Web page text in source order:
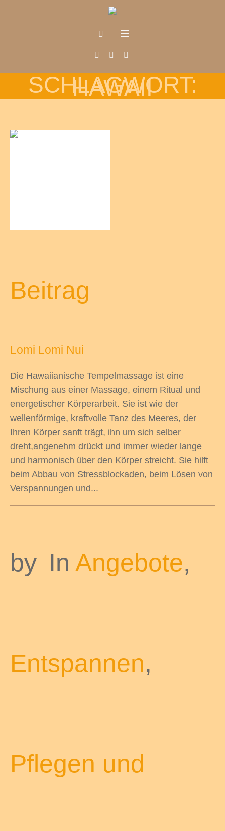
SCHLAGWORT:
HAWAII
Beitrag
Lomi Lomi Nui
Die Hawaiianische Tempelmassage ist eine
Mischung aus einer Massage, einem Ritual und
energetischer Körperarbeit. Sie ist wie der
wellenförmige, kraftvolle Tanz des Meeres, der
Ihren Körper sanft trägt, ihn um sich selber
dreht,angenehm drückt und immer wieder lange
und harmonisch über den Körper streicht. Sie hilft
beim Abbau von Stressblockaden, beim Lösen von
Verspannungen und...
by In Angebote,
Entspannen,
Pflegen und